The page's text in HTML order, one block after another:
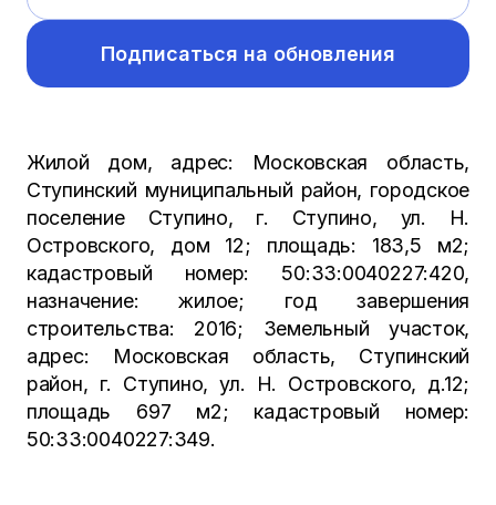
Подписаться на обновления
Жилой дом, адрес: Московская область,
Ступинский муниципальный район, городское
поселение Ступино, г. Ступино, ул. Н.
Островского, дом 12; площадь: 183,5 м2;
кадастровый номер: 50:33:0040227:420,
назначение: жилое; год завершения
строительства: 2016; Земельный участок,
адрес: Московская область, Ступинский
район, г. Ступино, ул. Н. Островского, д.12;
площадь 697 м2; кадастровый номер:
50:33:0040227:349.